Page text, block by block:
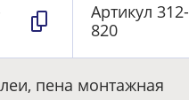
Артикул312-
820
пена монтажная